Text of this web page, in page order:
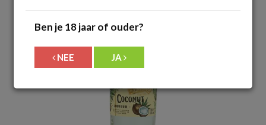
Ben je 18 jaar of ouder?
NEE JA